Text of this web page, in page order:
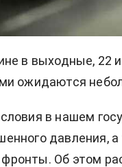
в выходные, 22
ожидаются
в нашем
давления,
Об этом